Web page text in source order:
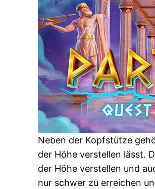
Neben der Kopfstütze
der Höhe verstellen lässt.
der Höhe verstellen und
nur schwer zu erreichen